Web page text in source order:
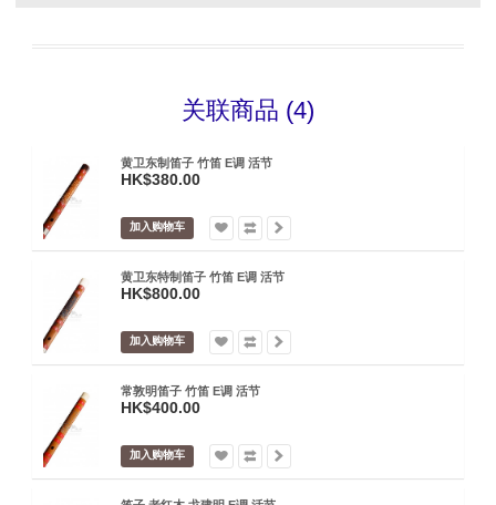
关联商品 (4)
黄卫东制笛子 竹笛 E调 活节
HK$380.00
加入购物车
黄卫东特制笛子 竹笛 E调 活节
HK$800.00
加入购物车
常敦明笛子 竹笛 E调 活节
HK$400.00
加入购物车